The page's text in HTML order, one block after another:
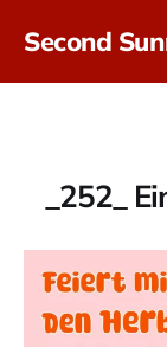
Second
_252_